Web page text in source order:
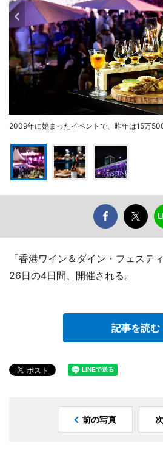
2009年に始まったイベントで、昨年は15万
「香港ワイン＆ダイン・フェステ
26日の4日間、開催される。
記事を読む
前の写真